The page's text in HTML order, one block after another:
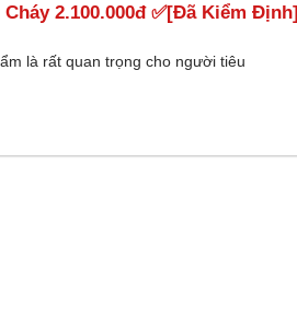
2.100.000đ ✅[Đã Kiểm Định]
là rất quan trọng cho người tiêu